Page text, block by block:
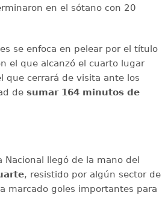
en el sótano con 20
se enfoca en pelear por el título
el que alcanzó el cuarto lugar
que cerrará de visita ante los
de sumar 164 minutos de
Nacional llegó de la mano del
, resistido por algún sector de
marcado goles importantes para